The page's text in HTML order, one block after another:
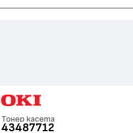
Тонер касета
43487712